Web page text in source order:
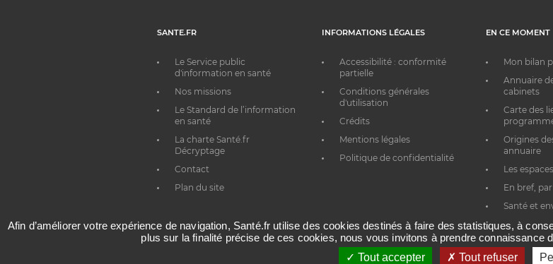
SANTE.FR
Le Service public
d'information en santé
Nos missions
Le Standard de l’information
en santé
La charte Santé.fr
Décryptage
Contact
Plan du site
INFORMATIONS LÉGALES
Accessibilité : conformité
partielle
Conditions générales
d'utilisation
Crédits
Mentions légales
Politique de confidentialité
EN CE MOMENT
Mon bilan
Annuaire
cabinets
Carte des
Origines
annuaire
Les
En bref,
Santé et
Afin d’améliorer votre expérience de navigation, Santé.fr utilise des cookies destinés à faire des statistiques, à
plus sur la finalité précise de ces cookies, nous vous invitons à prendre connaissance
Tout accepter
Tout refuser